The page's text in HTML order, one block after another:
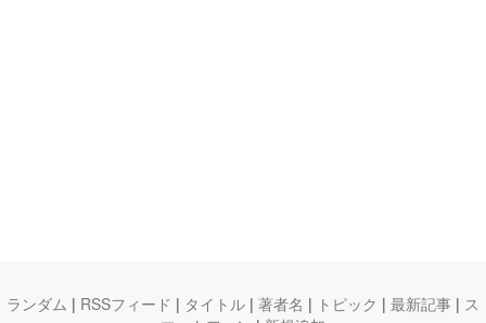
ランダム | RSSフィード | タイトル | 著者名 | トピック | 最新記事 | ス